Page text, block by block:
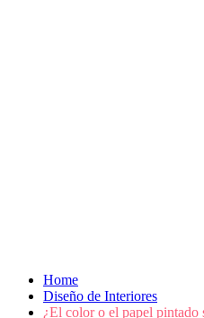
Home
Diseño de Interiores
¿El color o el papel pintado